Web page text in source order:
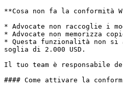
**Cosa non fa la conformità
* Advocate non raccoglie i
* Advocate non memorizza
* Questa funzionalità non si
soglia di 2.000 USD.
Il tuo team è responsabile
#### Come attivare la